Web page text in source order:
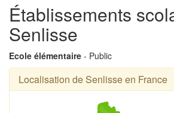
Établissements
Senlisse
Ecole élémentaire - Public
Localisation de Senlisse en France